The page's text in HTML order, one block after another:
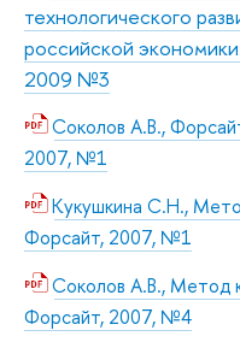
технологического
российской
2009 №3
Соколов А.В.,
2007, №1
Кукушкина С.Н.,
Форсайт, 2007, №1
Соколов А.В., Метод
Форсайт, 2007, №4